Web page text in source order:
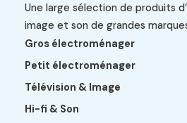
Une large sélection de produits
image et son de grandes
Gros électroménager
Petit électroménager
Télévision & Image
Hi-fi & Son